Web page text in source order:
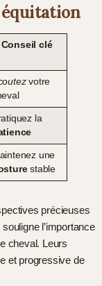
équitation
Conseil clé
votre
la
une
stable
précieuses
l’importance
cheval. Leurs
et progressive de